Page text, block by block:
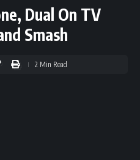
Dual On TV
Smash
2 Min Read